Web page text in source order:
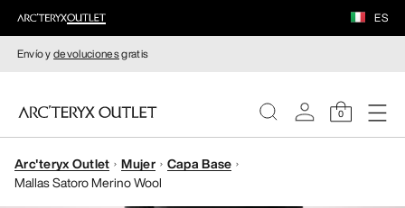
ES
Envío ydevolucionesgratis
0
MUJERE
Arc'teryx Outlet Mujer
Capa Base
Mallas Satoro Merino Wool